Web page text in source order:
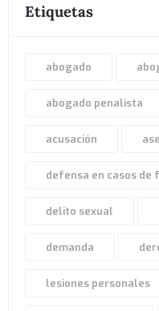
Etiquetas
abogado
abogado penalista
acusación
defensa en casos de
delito sexual
demanda
lesiones personales